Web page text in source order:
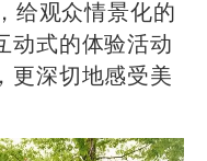
给观众情景化的
动式的体验活动
更深切地感受美